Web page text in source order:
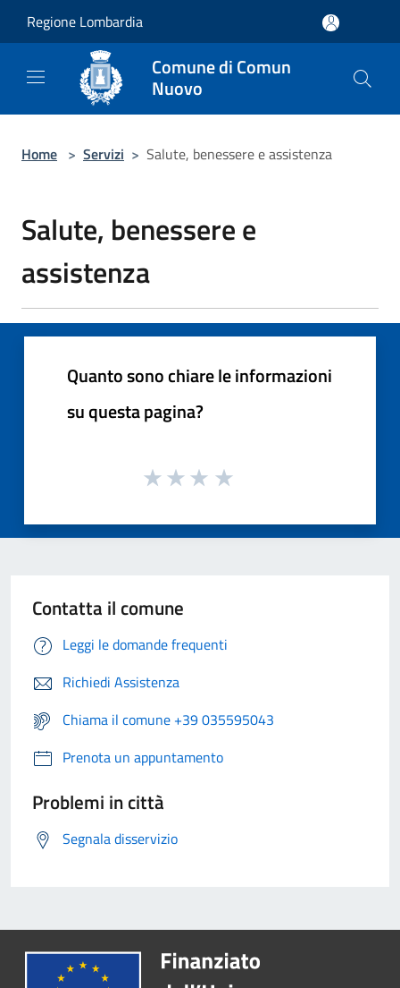
Regione Lombardia
Comune di Comun
Nuovo
Home > Servizi > Salute, benessere e assistenza
Salute, benessere e
assistenza
Quanto sono chiare le informazioni
su questa pagina?
Contatta il comune
Leggi le domande frequenti
Richiedi Assistenza
Chiama il comune +39 035595043
Prenota un appuntamento
Problemi in città
Segnala disservizio